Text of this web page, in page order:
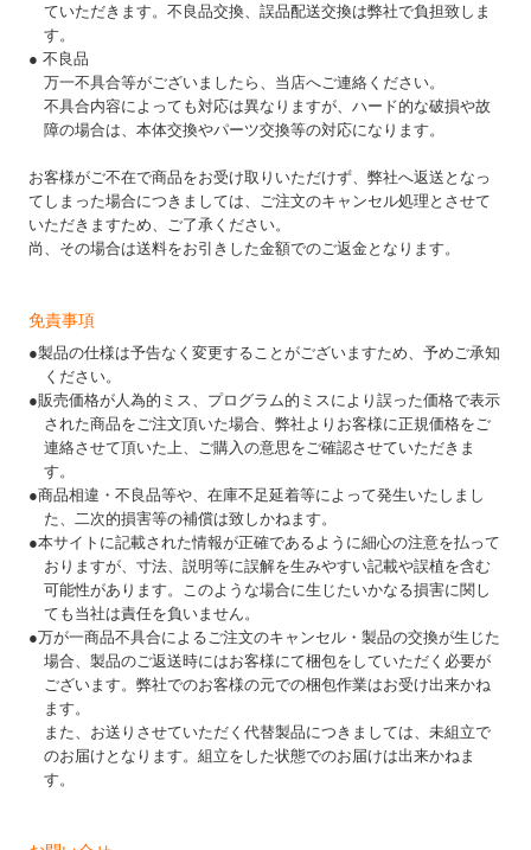
ていただきます。不良品交換、誤品配送交換は弊社で負担致しま
す。
● 不良品
万一不具合等がございましたら、当店へご連絡ください。
不具合内容によっても対応は異なりますが、ハード的な破損や故
障の場合は、本体交換やパーツ交換等の対応になります。
お客様がご不在で商品をお受け取りいただけず、弊社へ返送となっ
てしまった場合につきましては、ご注文のキャンセル処理とさせて
いただきますため、ご了承ください。
尚、その場合は送料をお引きした金額でのご返金となります。
免責事項
●製品の仕様は予告なく変更することがございますため、予めご承知
ください。
●販売価格が人為的ミス、プログラム的ミスにより誤った価格で表示
された商品をご注文頂いた場合、弊社よりお客様に正規価格をご
連絡させて頂いた上、ご購入の意思をご確認させていただきま
す。
●商品相違・不良品等や、在庫不足延着等によって発生いたしまし
た、二次的損害等の補償は致しかねます。
●本サイトに記載された情報が正確であるように細心の注意を払って
おりますが、寸法、説明等に誤解を生みやすい記載や誤植を含む
可能性があります。このような場合に生じたいかなる損害に関し
ても当社は責任を負いません。
●万が一商品不具合によるご注文のキャンセル・製品の交換が生じた
場合、製品のご返送時にはお客様にて梱包をしていただく必要が
ございます。弊社でのお客様の元での梱包作業はお受け出来かね
ます。
また、お送りさせていただく代替製品につきましては、未組立で
のお届けとなります。組立をした状態でのお届けは出来かねま
す。